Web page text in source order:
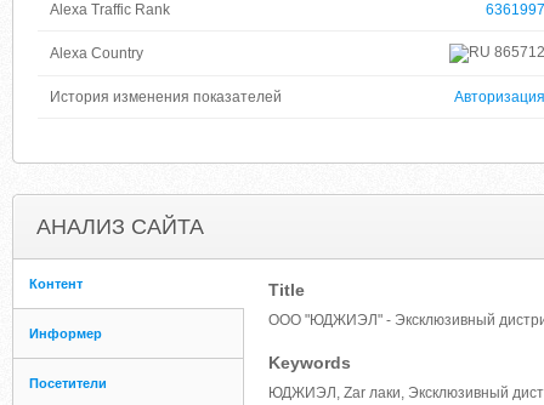
Alexa Traffic Rank 6361997
Alexa Country 865712
История изменения показателей Авторизация
АНАЛИЗ САЙТА
Контент
Информер
Посетители
Title
ООО "ЮДЖИЭЛ" - Эксклюзивный
Keywords
ЮДЖИЭЛ, Zar лаки, Эксклюзивный